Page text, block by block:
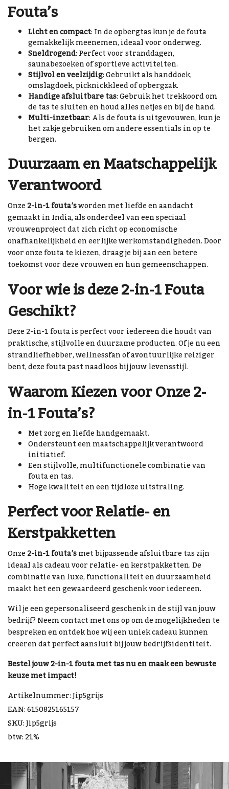
Fouta’s
Licht en compact: In de opbergtas kun je de fouta
gemakkelijk meenemen, ideaal voor onderweg.
Sneldrogend: Perfect voor stranddagen,
saunabezoeken of sportieve activiteiten.
Stijlvol en veelzijdig: Gebruikt als handdoek,
omslagdoek, picknickkleed of opbergzak.
Handige afsluitbare tas: Gebruik het trekkoord om
de tas te sluiten en houd alles netjes en bij de hand.
Multi-inzetbaar: Als de fouta is uitgevouwen, kun je
het zakje gebruiken om andere essentials in op te
bergen.
Duurzaam en Maatschappelijk
Verantwoord
Onze2-in-1 fouta’sworden met liefde en aandacht
gemaakt in India, als onderdeel van een speciaal
vrouwenproject dat zich richt op economische
onafhankelijkheid en eerlijke werkomstandigheden. Door
voor onze fouta te kiezen, draag je bij aan een betere
toekomst voor deze vrouwen en hun gemeenschappen.
Voor wie is deze 2-in-1 Fouta
Geschikt?
Deze 2-in-1 fouta is perfect voor iedereen die houdt van
praktische, stijlvolle en duurzame producten. Of je nu een
strandliefhebber, wellnessfan of avontuurlijke reiziger
bent, deze fouta past naadloos bij jouw levensstijl.
Waarom Kiezen voor Onze 2-
in-1 Fouta’s?
Met zorg en liefde handgemaakt.
Ondersteunt een maatschappelijk verantwoord
initiatief.
Een stijlvolle, multifunctionele combinatie van
fouta en tas.
Hoge kwaliteit en een tijdloze uitstraling.
Perfect voor Relatie- en
Kerstpakketten
Onze2-in-1 fouta’smet bijpassende afsluitbare tas zijn
ideaal als cadeau voor relatie- en kerstpakketten. De
combinatie van luxe, functionaliteit en duurzaamheid
maakt het een gewaardeerd geschenk voor iedereen.
Wil je een gepersonaliseerd geschenk in de stijl van jouw
bedrijf? Neem contact met ons op om de mogelijkheden te
bespreken en ontdek hoe wij een uniek cadeau kunnen
creëren dat perfect aansluit bij jouw bedrijfsidentiteit.
Bestel jouw 2-in-1 fouta met tas nu en maak een bewuste
keuze met impact!
Artikelnummer: Jip5grijs
EAN: 6150825165157
SKU: Jip5grijs
btw: 21%